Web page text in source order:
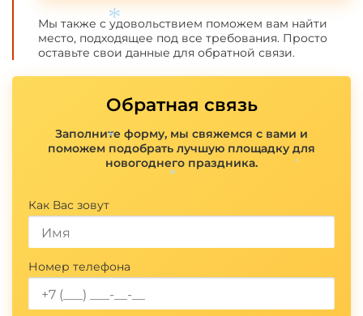
Мы также с удовольствием поможем вам найти
место, подходящее под все требования. Просто
оставьте свои данные для обратной связи.
Обратная связь
Заполните форму, мы свяжемся с вами и
поможем подобрать лучшую площадку для
новогоднего праздника.
Как Вас зовут
Номер телефона
*
*
*
*